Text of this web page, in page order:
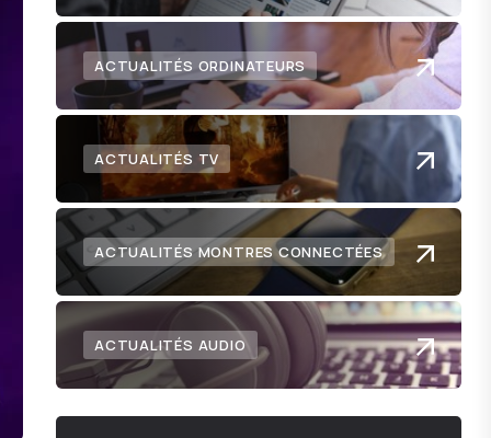
ACTUALITÉS ORDINATEURS
ACTUALITÉS TV
ACTUALITÉS MONTRES CONNECTÉES
ACTUALITÉS AUDIO